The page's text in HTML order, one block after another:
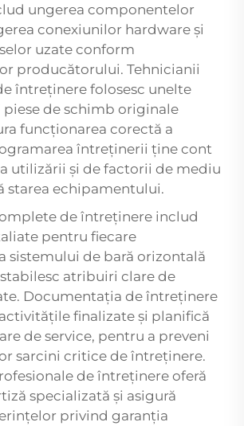
ungerea componentelor
conexiunilor hardware și
uzate conform
producătorului. Tehnicianii
întreținere folosesc unelte
piese de schimb originale
funcționarea corectă a
întreținerii ține cont
utilizării și de factorii de mediu
starea echipamentului.
de întreținere includ
pentru fiecare
sistemului de bară orizontală
atribuiri clare de
Documentația de întreținere
finalizate și planifică
de service, pentru a preveni
sarcini critice de întreținere.
de întreținere oferă
specializată și asigură
privind garanția